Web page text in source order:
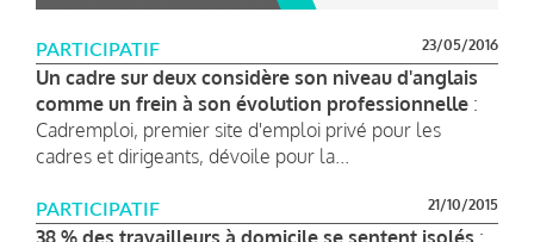
PARTICIPATIF 23/05/2016
Un cadre sur deux considère son niveau d'anglais
comme un frein à son évolution professionnelle :
Cadremploi, premier site d'emploi privé pour les
cadres et dirigeants, dévoile pour la...
PARTICIPATIF 21/10/2015
38 % des travailleurs à domicile se sentent isolés :